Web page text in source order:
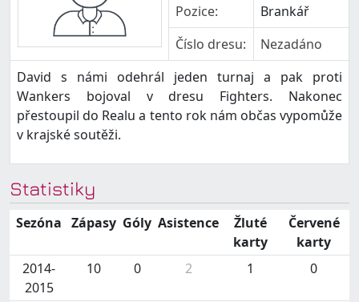
Pozice:
Brankář
Číslo dresu:
Nezadáno
David s námi odehrál jeden turnaj a pak proti
Wankers bojoval v dresu Fighters. Nakonec
přestoupil do Realu a tento rok nám občas vypomůže
v krajské soutěži.
Statistiky
Sezóna Zápasy Góly Asistence
Žluté
karty
Červené
karty
2014-
2015
10 0 2 1 0